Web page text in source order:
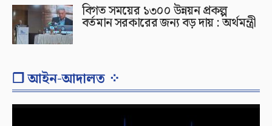
বিগত সময়ের ১৩০০ উন্নয়ন প্রকল্প
বর্তমান সরকারের জন্য বড় দায় : অর্থমন্ত্রী
❐ আইন-আদালত ⁘